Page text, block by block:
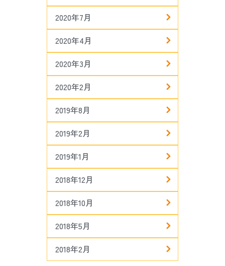
2020年7月
2020年4月
2020年3月
2020年2月
2019年8月
2019年2月
2019年1月
2018年12月
2018年10月
2018年5月
2018年2月